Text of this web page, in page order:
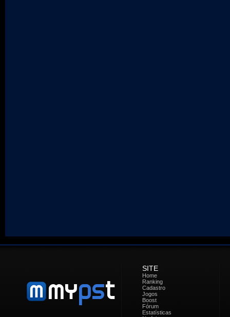
SITE
Home
Ranking
Cadastro
Jogos
Boost
Fórum
Estatísticas